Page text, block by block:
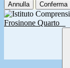
Annulla Conferma
Frosinone Quarto